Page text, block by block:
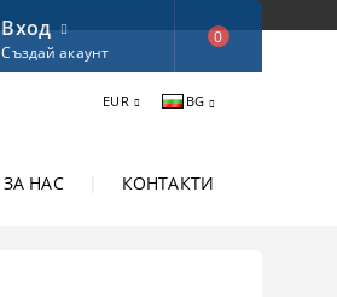
EUR BG
ЗА НАС КОНТАКТИ
Вход
Създай акаунт
0